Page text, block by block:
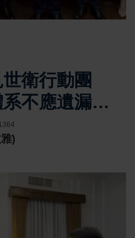
世衛行動團
不應遺漏臺
人類健康福
)